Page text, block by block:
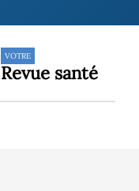
VOTRE
Revue santé